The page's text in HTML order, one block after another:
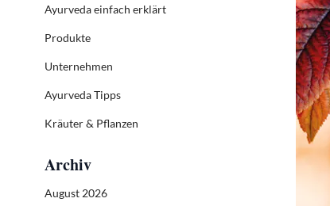
Ayurveda einfach erklärt
Produkte
Unternehmen
Ayurveda Tipps
Kräuter & Pflanzen
Archiv
August 2026